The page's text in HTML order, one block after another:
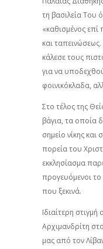
τη βασιλεία Του
«καθισμένος
και
κάλεσε τους
για να
φοινικόκλαδα,
Στο τέλος της
βάγια, τα οποία
σημείο νίκης και
πορεία του
εκκλησίασμα
προγευόμενοι
που ξεκινά.
Ιδιαίτερη
Αρχιμανδρίτη
μας από τον